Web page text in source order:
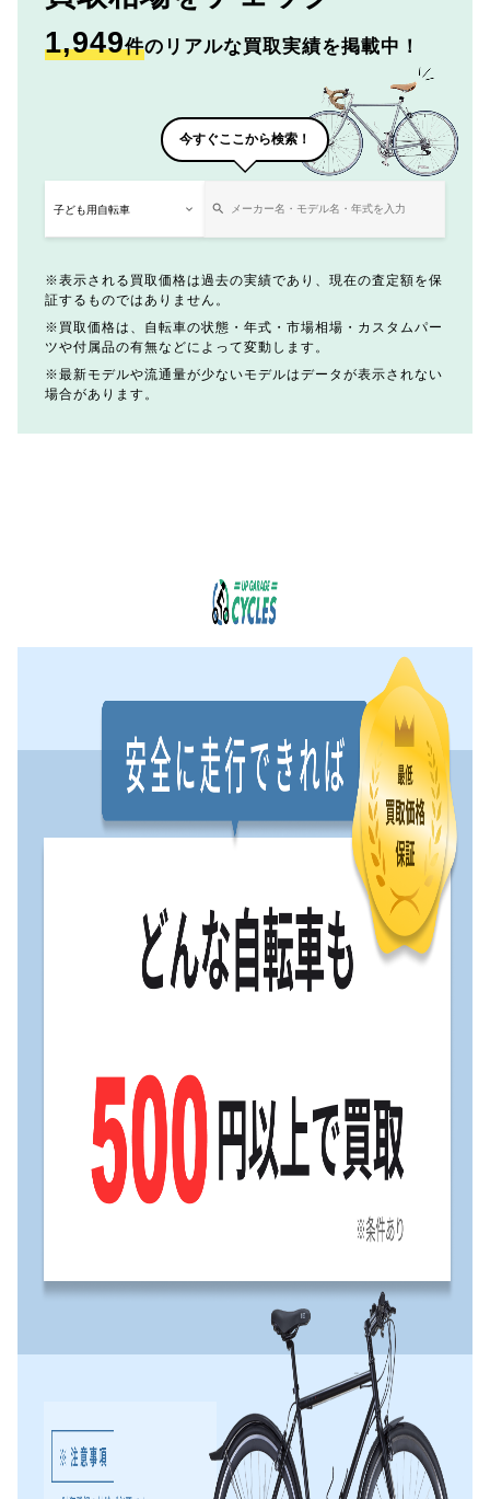
1,949件のリアルな買取実績を掲載中！
今すぐここから検索！
表示される買取価格は過去の実績であり、現在の査定額を保
証するものではありません。
買取価格は、自転車の状態・年式・市場相場・カスタムパー
ツや付属品の有無などによって変動します。
最新モデルや流通量が少ないモデルはデータが表示されない
場合があります。